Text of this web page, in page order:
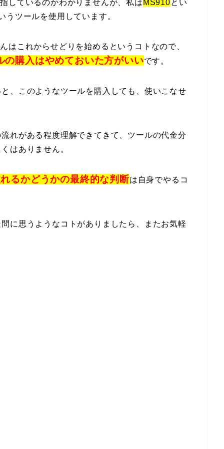
しているのかわかりませんが、私は MS910とい
うツールを使用しています。
はこれからせどりを始めるというコトなので、
の購入はやめておいた方がいいです。
、このようなツールを購入しても、使いこなせ
れがある程度理解できてきて、ツールの代金分
はありません。
るかどうかの最終的な判断は自身でやるコ
に思うようなコトがありましたら、またお気軽